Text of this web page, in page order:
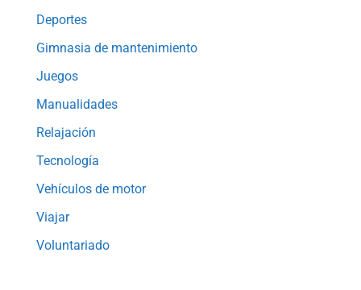
Deportes
Gimnasia de mantenimiento
Juegos
Manualidades
Relajación
Tecnología
Vehículos de motor
Viajar
Voluntariado